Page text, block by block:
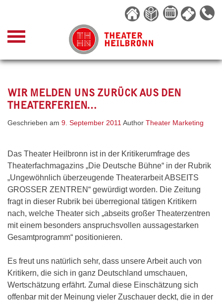
content
WIR MELDEN UNS ZURÜCK AUS DEN
THEATERFERIEN…
Geschrieben am 9. September 2011 Author Theater Marketing
Das Theater Heilbronn ist in der Kritikerumfrage des
Theaterfachmagazins „Die Deutsche Bühne“ in der Rubrik
„Ungewöhnlich überzeugende Theaterarbeit ABSEITS
GROSSER ZENTREN“ gewürdigt worden. Die Zeitung
fragt in dieser Rubrik bei überregional tätigen Kritikern
nach, welche Theater sich „abseits großer Theaterzentren
mit einem besonders anspruchsvollen aussagestarken
Gesamtprogramm“ positionieren.
Es freut uns natürlich sehr, dass unsere Arbeit auch von
Kritikern, die sich in ganz Deutschland umschauen,
Wertschätzung erfährt. Zumal diese Einschätzung sich
offenbar mit der Meinung vieler Zuschauer deckt, die in der